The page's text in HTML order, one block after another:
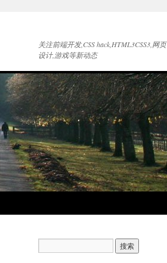
关注前端开发,CSS hack,HTML3CSS3,网页
设计,游戏等新动态